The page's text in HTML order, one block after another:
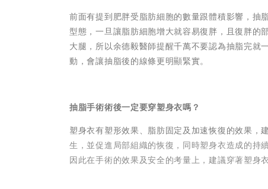
前面有提到肥胖受脂肪細胞的數量跟體積影響，抽
型態，一旦讓脂肪細胞增大就容易復胖，且復胖的
大腿，所以余德毅醫師提醒千萬不要認為抽脂完就
動，會讓抽脂後的線條更明顯緊實。
抽脂手術術後一定要穿塑身衣嗎？
塑身衣有塑形效果、脂肪固定及加速恢復的效果，
生，並促進局部組織的恢復，同時塑身衣造成的持
因此在手術的效果及安全的考量上，建議穿著塑身